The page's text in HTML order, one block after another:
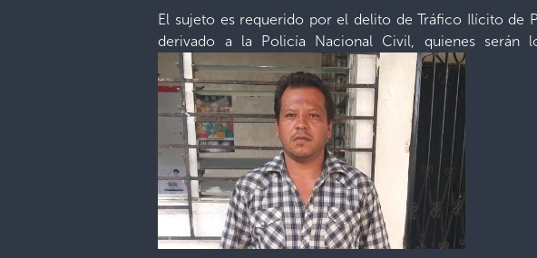
El sujeto es requerido por el delito de Tráfico Ilícito de
derivado a la Policía Nacional Civil, quienes serán